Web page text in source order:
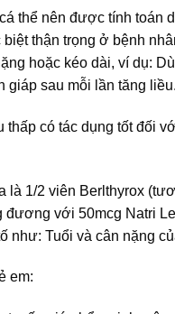
thể nên được tính toán
thận trọng ở bệnh
hoặc kéo dài, ví dụ:
giáp sau mỗi lần tăng liều.
thấp có tác dụng tốt
là 1/2 viên Berlthyrox
với 50mcg Natri
như: Tuổi và cân nặng
em: